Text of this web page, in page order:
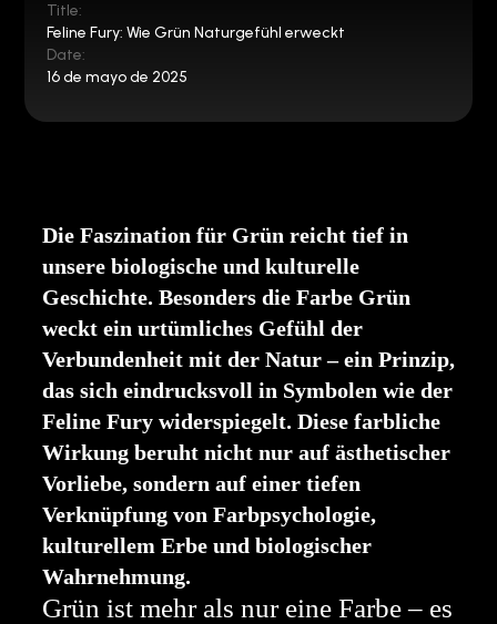
Title:
Feline Fury: Wie Grün Naturgefühl erweckt
Date:
16 de mayo de 2025
Die Faszination für Grün reicht tief in
unsere biologische und kulturelle
Geschichte. Besonders die Farbe Grün
weckt ein urtümliches Gefühl der
Verbundenheit mit der Natur – ein Prinzip,
das sich eindrucksvoll in Symbolen wie der
Feline Fury widerspiegelt. Diese farbliche
Wirkung beruht nicht nur auf ästhetischer
Vorliebe, sondern auf einer tiefen
Verknüpfung von Farbpsychologie,
kulturellem Erbe und biologischer
Wahrnehmung.
Grün ist mehr als nur eine Farbe – es